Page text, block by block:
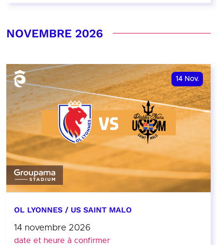
NOVEMBRE 2026
14 Nov.
OL LYONNES / US SAINT MALO
14 novembre 2026
date et heure à confirmer